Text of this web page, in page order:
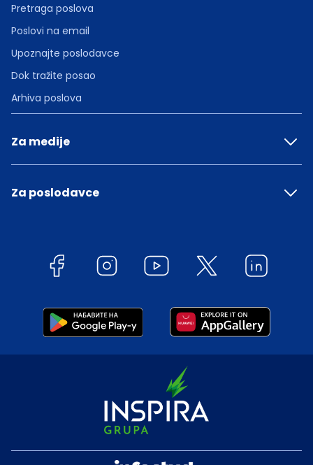
Pretraga poslova
Poslovi na email
Upoznajte poslodavce
Dok tražite posao
Arhiva poslova
Za medije
Za poslodavce